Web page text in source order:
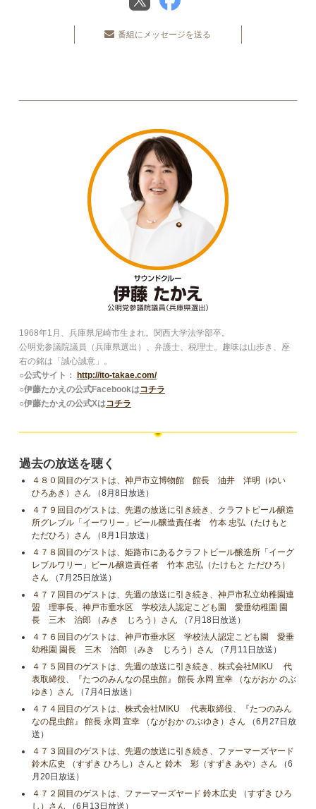
番組にメッセージを送る
1968年1月、兵庫県尼崎市生まれ。関西大学法学部卒。
公明党参議院議員（兵庫県選出）、弁護士、税理士。趣味は山歩き、座
右の銘は「誠心誠意」。
○公式サイト：
http://ito-takae.com/
○伊藤たかえの公式Facebookはコチラ
○伊藤たかえの公式Xはコチラ
過去の放送を聴く
４８０回目のゲストは、神戸市立博物館 館長 油井 洋明（ゆい
ひろあき）さん （8月8日放送）
４７９回目のゲストは、先週の放送に引き続き、クラフトビール醸造
所グレブル「イーワリー」ビール醸造責任者 竹本 忠弘（たけもと
ただひろ）さん （8月1日放送）
４７８回目のゲストは、姫路市にあるクラフトビール醸造所「イーグ
レブルワリー」ビール醸造責任者 竹本 忠弘（たけもと ただひろ）
さん （7月25日放送）
４７７回目のゲストは、先週の放送に引き続き、神戸市私立幼稚園連
盟 理事長、神戸市垂水区 学校法人認定こども園 愛垂幼稚園 園
長 三木 治郎 （みき じろう）さん （7月18日放送）
４７６回目のゲストは、神戸市垂水区 学校法人認定こども園 愛垂
幼稚園 園長 三木 治郎 （みき じろう）さん （7月11日放送）
４７５回目のゲストは、先週の放送に引き続き、株式会社MIKU 代
表取締役、『たつのみんなの昆虫館』 館長 永岡 宣幸 （ながおか のぶ
ゆき）さん （7月4日放送）
４７４回目のゲストは、株式会社MIKU 代表取締役、『たつのみん
なの昆虫館』 館長 永岡 宣幸 （ながおか のぶゆき）さん （6月27日放
送）
４７３回目のゲストは、先週の放送に引き続き、ファーマーズヤード
鈴木広史 （すずき ひろし）さんと 鈴木 彩（すずき あや）さん （6
月20日放送）
４７２回目のゲストは、ファーマーズヤード 鈴木広史 （すずき ひろ
し）さん （6月13日放送）